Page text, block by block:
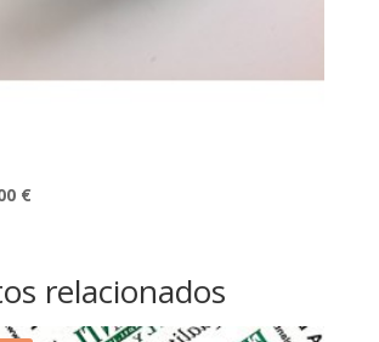
€.
€El
650,00 €.
relacionados